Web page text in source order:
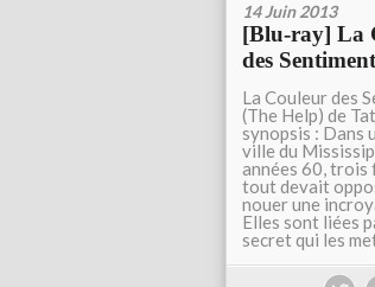
14 Juin 2013
[Blu-ray] La
des
La Couleur des
(The Help) de
synopsis : Dans
ville du
années 60, trois
tout devait
nouer une
Elles sont liées
secret qui les